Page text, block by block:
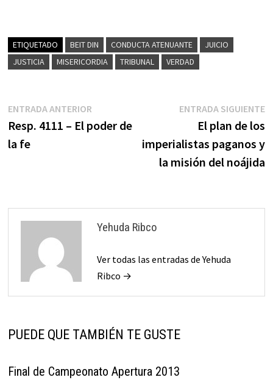
ETIQUETADO BEIT DIN CONDUCTA ATENUANTE
JUICIO
JUSTICIA
MISERICORDIA TRIBUNAL VERDAD
Navegación
de
ENTRADA ANTERIOREntrada
anterior:
Resp. 4111 – El poder de
la fe
ENTRADA SIGUIENTE
El plan de los
imperialistas paganos y
la misión del noájida
Yehuda Ribco
Ver todas las entradas de Yehuda
Ribco →
PUEDE QUE TAMBIÉN TE GUSTE
Final de Campeonato Apertura 2013